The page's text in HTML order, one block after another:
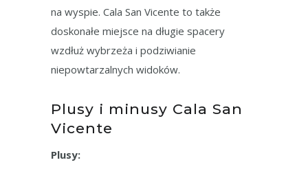
na wyspie. Cala San Vicente to także
doskonałe miejsce na długie spacery
wzdłuż wybrzeża i podziwianie
niepowtarzalnych widoków.
Plusy i minusy Cala San
Vicente
Plusy: